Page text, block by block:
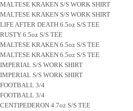
MALTESE KRAKEN S/S WORK SHIRT
MALTESE KRAKEN S/S WORK SHIRT
LIFE AFTER DEATH 6.5oz S/S TEE
RUSTY 6.5oz S/S TEE
MALTESE KRAKEN 6.5oz S/S TEE
MALTESE KRAKEN 6.5oz S/S TEE
IMPERIAL S/S WORK SHIRT
IMPERIAL S/S WORK SHIRT
FOOTBALL 3/4
FOOTBALL 3/4
CENTIPEDERON 4.7oz S/S TEE